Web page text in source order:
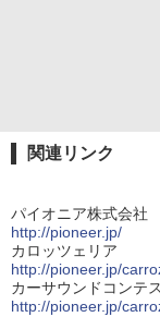
関連リンク
パイオニア株式会社
http://pioneer.jp/
カロッツェリア
http://pioneer.jp/
カーサウンドコンテ
http://pioneer.jp/